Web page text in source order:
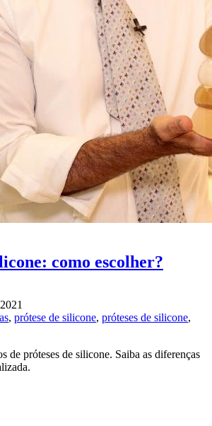
como escolher?
, prótese de silicone, próteses de silicone,
de próteses de silicone. Saiba as diferenças